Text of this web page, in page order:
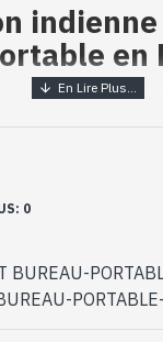
en
en Marbre -
artisans, utilisant
que de fines feuilles
teintes
BUREAU-
0